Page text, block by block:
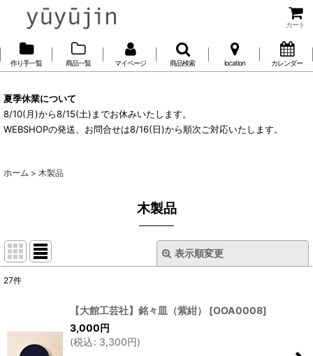
カート
作り手一覧 商品一覧 マイページ 商品検索 location カレンダー
夏季休業について
8/10(月)から8/15(土)までお休みいたします。
WEBSHOPの発送、お問合せは8/16(日)から順次ご対応いたします。
ホーム > 木製品
木製品
表示順変更
並び順:
27件
【大館工芸社】銘々皿（紫紺） [OOA0008]
3,000円
(税込: 3,300円)